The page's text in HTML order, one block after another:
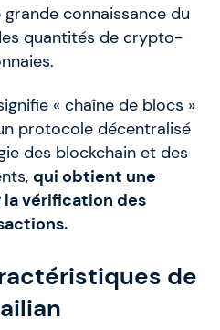
connaissance du
quantités de crypto-
« chaîne de blocs »
protocole décentralisé
des blockchain et des
qui obtient une
vérification des
de